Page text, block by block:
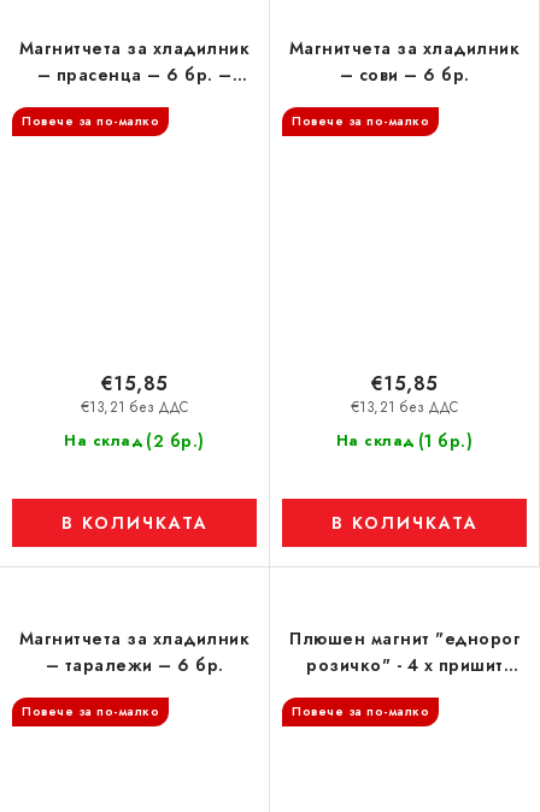
Магнитчета за хладилник
– прасенца – 6 бр. –
разноцветни
Повече за по-малко
На склад (2 бр.)
€13,21 без ДДС
€15,85
В КОЛИЧКАТА
Магнитчета за хладилник
– сови – 6 бр.
Повече за по-малко
На склад (1 бр.)
€13,21 без ДДС
€15,85
В КОЛИЧКАТА
Магнитчета за хладилник
– таралежи – 6 бр.
Повече за по-малко
Плюшен магнит "еднорог
розичко" - 4 x пришит
магнит
Повече за по-малко